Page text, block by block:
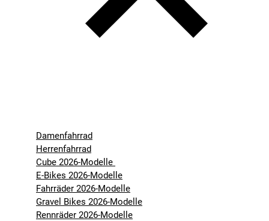
Damenfahrrad
Herrenfahrrad
Cube 2026-Modelle
E-Bikes 2026-Modelle
Fahrräder 2026-Modelle
Gravel Bikes 2026-Modelle
Rennräder 2026-Modelle